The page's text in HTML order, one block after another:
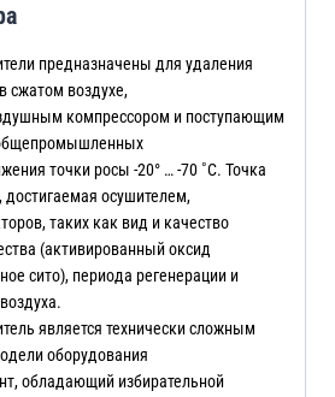
предназначены для удаления
сжатом воздухе,
компрессором и поступающим
точки росы -20° … -70 ˚С. Точка
достигаемая осушителем,
таких как вид и качество
(активированный оксид
сито), периода регенерации и
является технически сложным
оборудования
обладающий избирательной